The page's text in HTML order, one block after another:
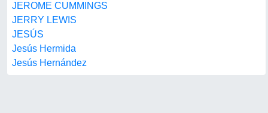
JEROME CUMMINGS
JERRY LEWIS
JESÚS
Jesús Hermida
Jesús Hernández